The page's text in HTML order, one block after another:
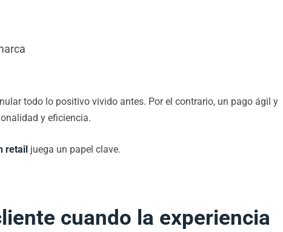
todo lo positivo vivido antes. Por el contrario, un pago ágil y
y eficiencia.
retail juega un papel clave.
cuando la experiencia